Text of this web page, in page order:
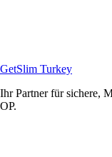
GetSlim Turkey
Ihr Partner für sichere,
OP.